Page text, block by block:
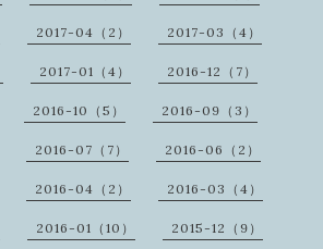
2017-04（2） 2017-03（4）
2017-01（4） 2016-12（7）
2016-10（5） 2016-09（3）
2016-07（7） 2016-06（2）
2016-04（2） 2016-03（4）
2016-01（10） 2015-12（9）